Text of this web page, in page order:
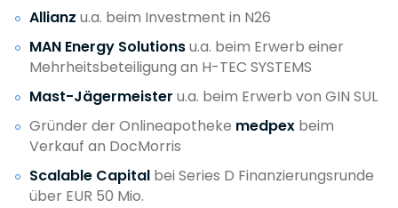
Allianz u.a. beim Investment in N26
MAN Energy Solutionsu.a. beim Erwerb einer
Mehrheitsbeteiligung an H-TEC SYSTEMS
Mast-Jägermeister u.a. beim Erwerb von GIN SUL
Gründer der Onlineapotheke medpex beim
Verkauf an DocMorris
Scalable Capital bei Series D Finanzierungsrunde
über EUR 50 Mio.